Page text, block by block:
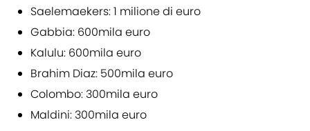
Saelemaekers: 1 milione di euro
Gabbia: 600mila euro
Kalulu: 600mila euro
Brahim Diaz: 500mila euro
Colombo: 300mila euro
Maldini: 300mila euro